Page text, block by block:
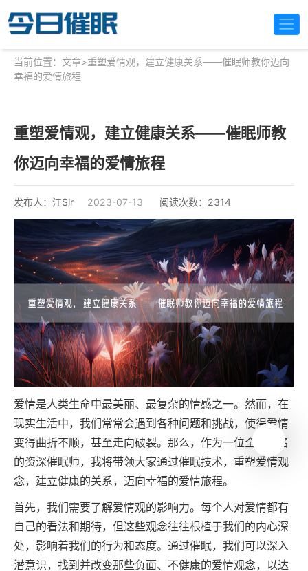
当前位置： 文章>重塑爱情观，建立健康关系——催眠师教你迈向
幸福的爱情旅程
重塑爱情观，建立健康关系——催眠师教
你迈向幸福的爱情旅程
发布人：江Sir 2023-07-13 阅读次数：2314
爱情是人类生命中最美丽、最复杂的情感之一。然而，在
现实生活中，我们常常会遇到各种问题和挑战，使得爱情
变得曲折不顺，甚至走向破裂。那么，作为一位全球知名
的资深催眠师，我将带领大家通过催眠技术，重塑爱情观
念，建立健康的关系，迈向幸福的爱情旅程。
首先，我们需要了解爱情观的影响力。每个人对爱情都有
自己的看法和期待，但这些观念往往根植于我们的内心深
处，影响着我们的行为和态度。通过催眠，我们可以深入
潜意识，找到并改变那些负面、不健康的爱情观念，以达